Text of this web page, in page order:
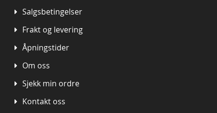
Salgsbetingelser
Frakt og levering
Åpningstider
Om oss
Sjekk min ordre
Kontakt oss